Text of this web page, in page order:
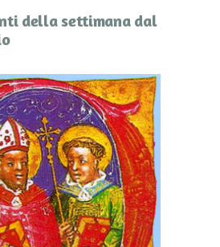
della settimana dal